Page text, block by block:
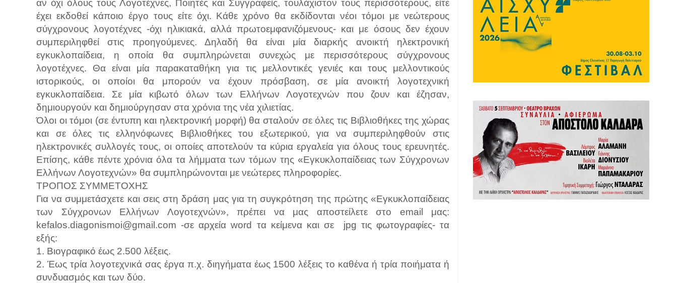
αν όχι όλους τους Λογοτέχνες, Ποιητές και Συγγραφείς, τουλάχιστον τους περισσότερους, είτε
έχει εκδοθεί κάποιο έργο τους είτε όχι. Κάθε χρόνο θα εκδίδονται νέοι τόμοι με νεώτερους
σύγχρονους λογοτέχνες -όχι ηλικιακά, αλλά πρωτοεμφανιζόμενους- και με όσους δεν έχουν
συμπεριληφθεί στις προηγούμενες. Δηλαδή θα είναι μία διαρκής ανοικτή ηλεκτρονική
εγκυκλοπαίδεια, η οποία θα συμπληρώνεται συνεχώς με περισσότερους σύγχρονους
λογοτέχνες. Θα είναι μία παρακαταθήκη για τις μελλοντικές γενιές και τους μελλοντικούς
ιστορικούς, οι οποίοι θα μπορούν να έχουν πρόσβαση, σε μία ανοικτή λογοτεχνική
εγκυκλοπαίδεια. Σε μία κιβωτό όλων των Ελλήνων Λογοτεχνών που ζουν και έζησαν,
δημιουργούν και δημιούργησαν στα χρόνια της νέα χιλιετίας.
Όλοι οι τόμοι (σε έντυπη και ηλεκτρονική μορφή) θα σταλούν σε όλες τις Βιβλιοθήκες της χώρας
και σε όλες τις ελληνόφωνες Βιβλιοθήκες του εξωτερικού, για να συμπεριληφθούν στις
ηλεκτρονικές συλλογές τους, οι οποίες αποτελούν τα κύρια εργαλεία για όλους τους ερευνητές.
Επίσης, κάθε πέντε χρόνια όλα τα λήμματα των τόμων της «Εγκυκλοπαίδειας των Σύγχρονων
Ελλήνων Λογοτεχνών» θα συμπληρώνονται με νεώτερες πληροφορίες.
ΤΡΟΠΟΣ ΣΥΜΜΕΤΟΧΗΣ
Για να συμμετάσχετε και σεις στη δράση μας για τη συγκρότηση της πρώτης «Εγκυκλοπαίδειας
των Σύγχρονων Ελλήνων Λογοτεχνών», πρέπει να μας αποστείλετε στο email μας:
kefalos.diagonismoi@gmail.com -σε αρχεία word τα κείμενα και σε jpg τις φωτογραφίες- τα
εξής:
1. Βιογραφικό έως 2.500 λέξεις.
2. Έως τρία λογοτεχνικά σας έργα π.χ. διηγήματα έως 1500 λέξεις το καθένα ή τρία ποιήματα ή
συνδυασμός και των δύο.